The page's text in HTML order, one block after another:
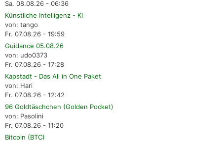
Sa. 08.08.26 - 06:36
Künstliche Intelligenz - KI
von: tango
Fr. 07.08.26 - 19:59
Guidance 05.08.26
von: udo0373
Fr. 07.08.26 - 17:28
Kapstadt - Das All in One Paket
von: Hari
Fr. 07.08.26 - 12:42
96 Goldtäschchen (Golden Pocket)
von: Pasolini
Fr. 07.08.26 - 11:20
Bitcoin (BTC)